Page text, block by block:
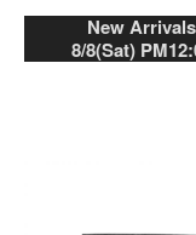
New Arrivals
8/8(Sat)